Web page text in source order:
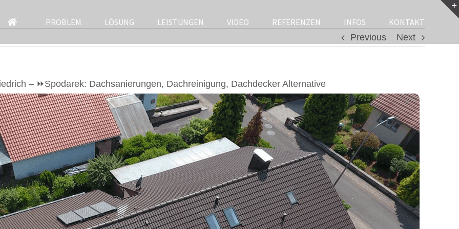
PROBLEM LÖSUNG LEISTUNGEN VIDEO REFERENZEN INFOS
KONTAKT
Previous
Next
– ⏩Spodarek: Dachsanierungen, Dachreinigung, Dachdecker Alternative